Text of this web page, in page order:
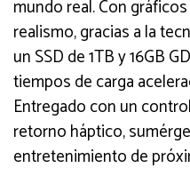
mundo real. Con
realismo, gracias a la
un SSD de 1TB y 16GB
tiempos de carga
Entregado con un
retorno háptico,
entretenimiento de